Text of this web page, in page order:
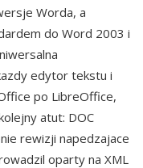
Worda, a
do Word 2003 i
edytor tekstu i
po LibreOffice,
atut: DOC
rewizji napedzajace
oparty na XML